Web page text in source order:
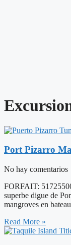
Port Pizarro
No hay comentarios
FORFAIT:
superbe digue de
mangroves en
Read More »